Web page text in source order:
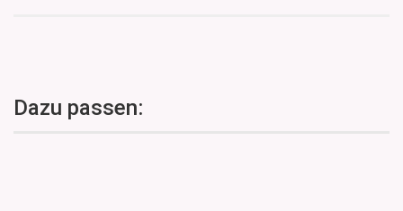
Dazu passen: